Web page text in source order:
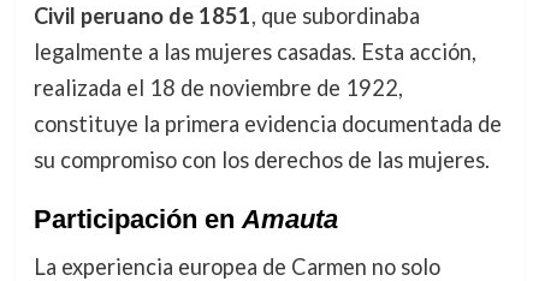
Civil peruano de 1851, que subordinaba
legalmente a las mujeres casadas. Esta acción,
realizada el 18 de noviembre de 1922,
constituye la primera evidencia documentada de
su compromiso con los derechos de las mujeres.
Participación en Amauta
La experiencia europea de Carmen no solo